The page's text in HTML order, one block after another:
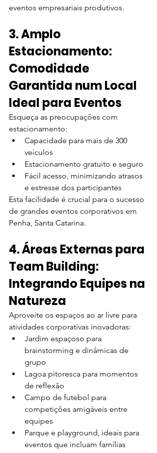
eventos empresariais produtivos.
3. Amplo
Estacionamento:
Comodidade
Garantida num Local
Ideal para Eventos
Esqueça as preocupações com
estacionamento:
Capacidade para mais de 300
veículos
Estacionamento gratuito e seguro
Fácil acesso, minimizando atrasos
e estresse dos participantes
Esta facilidade é crucial para o sucesso
de grandes eventos corporativos em
Penha, Santa Catarina.
4. Áreas Externas para
Team Building:
Integrando Equipes na
Natureza
Aproveite os espaços ao ar livre para
atividades corporativas inovadoras:
Jardim espaçoso para
brainstorming e dinâmicas de
grupo
Lagoa pitoresca para momentos
de reflexão
Campo de futebol para
competições amigáveis entre
equipes
Parque e playground, ideais para
eventos que incluam famílias